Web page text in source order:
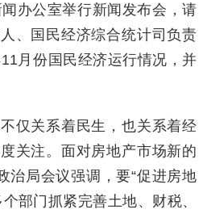
办公室举行新闻发布会，请
、国民经济综合统计司负责
月份国民经济运行情况，并
仅关系着民生，也关系着经
关注。面对房地产市场新的
治局会议强调，要“促进房地
部门抓紧完善土地、财税、